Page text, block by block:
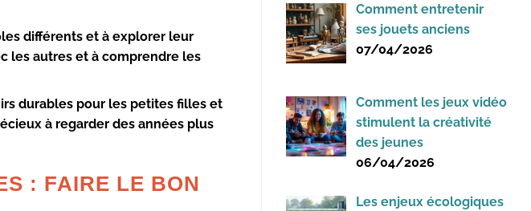
différents et à explorer leur
les autres et à comprendre les
durables pour les petites filles et
à regarder des années plus
: FAIRE LE BON
Comment entretenir
ses jouets anciens
07/04/2026
Comment les jeux vidéo
stimulent la créativité
des jeunes
06/04/2026
Les enjeux écologiques